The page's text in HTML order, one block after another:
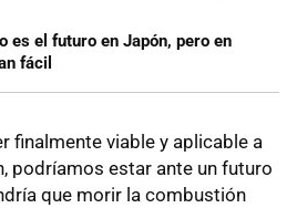
es el futuro en Japón, pero en
fácil
finalmente viable y aplicable a
podríamos estar ante un futuro
que morir la combustión